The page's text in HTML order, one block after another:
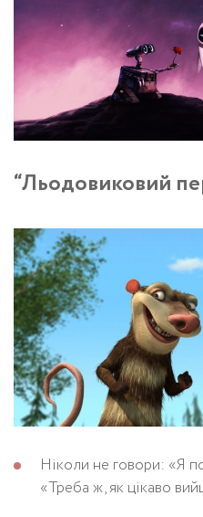
“Льодовиковий
Ніколи не говори: «Я
«Треба ж, як цікаво